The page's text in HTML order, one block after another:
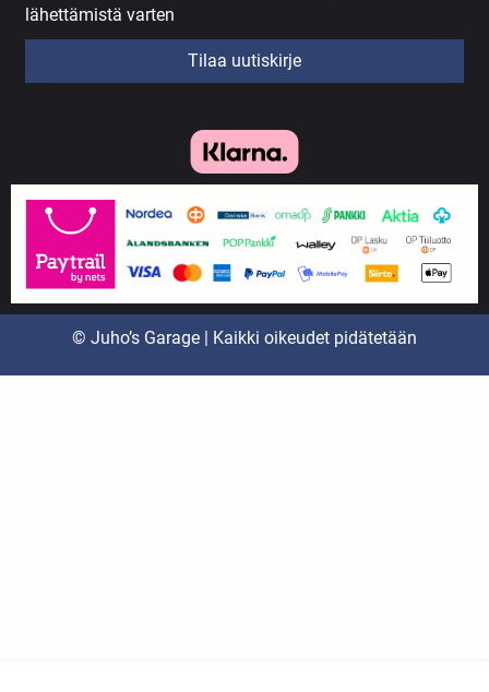
lähettämistä varten
Tilaa uutiskirje
© Juho’s Garage | Kaikki oikeudet pidätetään